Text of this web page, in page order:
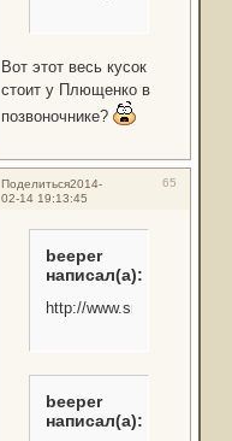
Вот этот весь кусок
стоит у Плющенко в
позвоночнике?
Поделиться 65
2014-
02-14 19:13:45
beeper
написал(а):
http://www.snob.ru/
beeper
написал(а):